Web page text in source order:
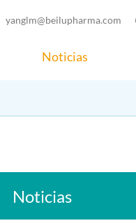
yanglm@beilupharma.com
Noticias
Noticias